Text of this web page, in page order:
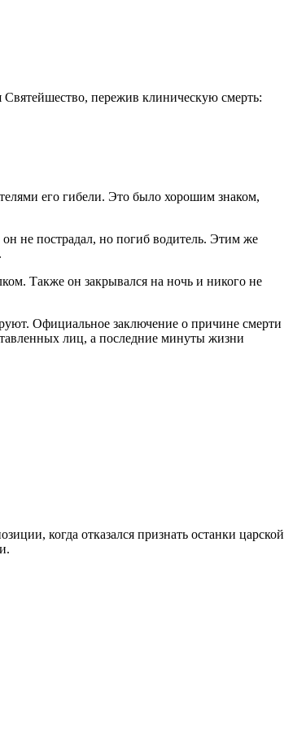
пережив клиническую смерть:
его гибели. Это было хорошим знаком,
не пострадал, но погиб водитель. Этим же
Также он закрывался на ночь и никого не
Официальное заключение о причине смерти
лиц, а последние минуты жизни
когда отказался признать останки царской